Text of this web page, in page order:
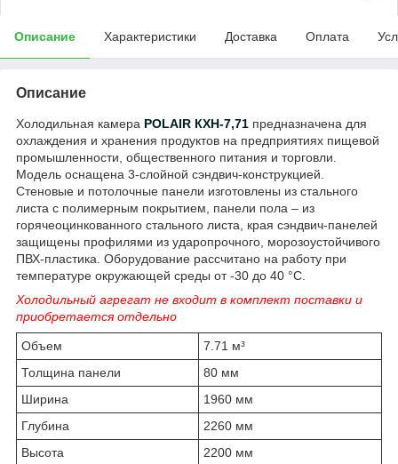
Описание Характеристики Доставка Оплата
Описание
Холодильная камера POLAIR КХН-7,71 предназначена для
охлаждения и хранения продуктов на предприятиях пищевой
промышленности, общественного питания и торговли.
Модель оснащена 3-слойной сэндвич-конструкцией.
Стеновые и потолочные панели изготовлены из стального
листа с полимерным покрытием, панели пола – из
горячеоцинкованного стального листа, края сэндвич-панелей
защищены профилями из ударопрочного, морозоустойчивого
ПВХ-пластика. Оборудование рассчитано на работу при
температуре окружающей среды от -30 до 40 °С.
Холодильный агрегат не входит в комплект поставки и
приобретается отдельно
Объем
7.71 м³
Толщина панели
80 мм
Ширина
1960 мм
Глубина
2260 мм
Высота
2200 мм